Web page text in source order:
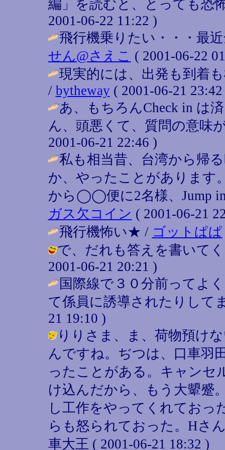
編」を読むと、とっても恐
2001-06-22 11:22 )
飛行機乗りたい・・・
せん@さえこ ( 2001-06-22
現実的には、出発も到着
/ bytheway( 2001-06-21 23:42
あ、もちろんCheck in は
ん、頭悪くて、質問の意味
2001-06-21 22:46 )
私も相当昔、台湾から帰
か、やったことがあります
から◯◯便に2名様、Jump
ガス欠コイン ( 2001-06-21
飛行機怖い★ / ゴットぱぱ
で、だれも答えを書いて
2001-06-21 20:21 )
国際線で３０分前ってよ
て係員に誘導されたりして
21 19:10 )
りりさま、ま、荷物預け
んですね。ぢつは、口車羽
ったことがある。キャンセ
け込んだから、もう大顰蹙
し工作をやってくれておっ
らも怒られておった。Hさ
車大王 ( 2001-06-21 18:32 )